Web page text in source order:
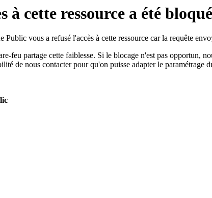
à cette ressource a été bloqué
vous a refusé l'accès à cette ressource car la requête
feu partage cette faiblesse. Si le blocage n'est pas opportun,
de nous contacter pour qu'on puisse adapter le paramétrage